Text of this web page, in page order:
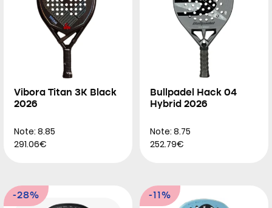
Vibora Titan 3K Black
2026
Note: 8.85
291.06€
Bullpadel Hack 04
Hybrid 2026
Note: 8.75
252.79€
-28% -11%